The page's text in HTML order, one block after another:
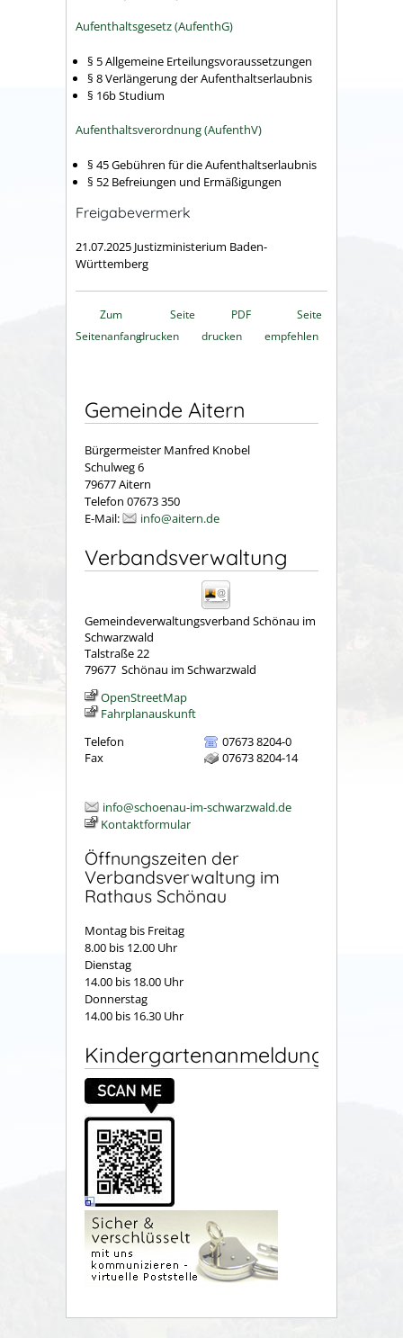
Aufenthaltsgesetz (AufenthG)
§ 5Allgemeine Erteilungsvoraussetzungen
§ 8 Verlängerung der Aufenthaltserlaubnis
§ 16b Studium
Aufenthaltsverordnung (AufenthV)
§ 45 Gebühren für die Aufenthaltserlaubnis
§ 52 Befreiungen und Ermäßigungen
Freigabevermerk
21.07.2025 Justizministerium Baden-
Württemberg
Zum
Seitenanfang
Seite
drucken
PDF
drucken
Seite
empfehlen
Gemeinde Aitern
Bürgermeister Manfred Knobel
Schulweg 6
79677 Aitern
Telefon 07673 350
E-Mail:
info@aitern.de
Verbandsverwaltung
Gemeindeverwaltungsverband Schönau im
Schwarzwald
Talstraße 22
79677 Schönau im Schwarzwald
OpenStreetMap
Fahrplanauskunft
Telefon
07673 8204-0
Fax
07673 8204-14
info@schoenau-im-schwarzwald.de
Kontaktformular
Öffnungszeiten der
Verbandsverwaltung im
Rathaus Schönau
Montag bis Freitag
8.00 bis 12.00 Uhr
Dienstag
14.00 bis 18.00 Uhr
Donnerstag
14.00 bis 16.30 Uhr
Kindergartenanmeldung